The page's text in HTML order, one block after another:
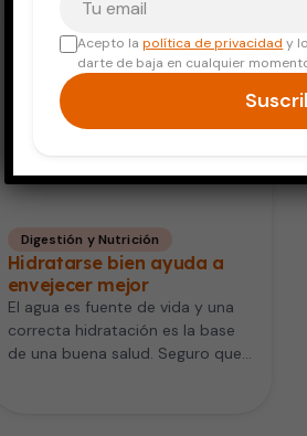
Digestión y Nutrición
Hidratarse bien ayuda a
envejecer mejor
El agua es fuente de vida y una
correcta hidratación es la base
de una buena salud. Seguro que
Acepto lapolítica de privacidad y
darte de baja en cualquier